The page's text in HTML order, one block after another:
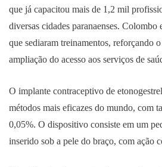
que já capacitou mais de 1,2 mil
diversas cidades paranaenses. Colombo
que sediaram treinamentos, reforçando
ampliação do acesso aos serviços de
O implante contraceptivo de
métodos mais eficazes do mundo, com
0,05%. O dispositivo consiste em um
inserido sob a pele do braço, com ação